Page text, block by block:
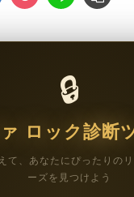
🔒
ロック診断
て、あなたにぴったりの
ーズを見つけよう